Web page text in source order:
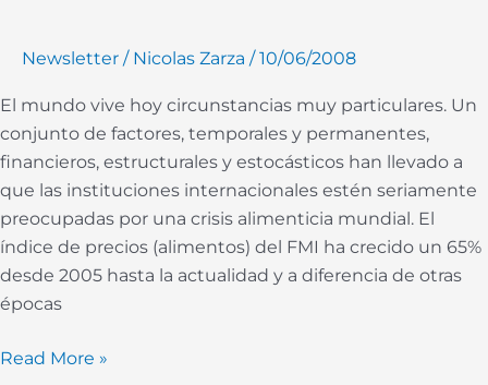
Newsletter / Nicolas Zarza /10/06/2008
El mundo vive hoy circunstancias muy particulares. Un
conjunto de factores, temporales y permanentes,
financieros, estructurales y estocásticos han llevado a
que las instituciones internacionales estén seriamente
preocupadas por una crisis alimenticia mundial. El
índice de precios (alimentos) del FMI ha crecido un 65%
desde 2005 hasta la actualidad y a diferencia de otras
épocas
Read More »